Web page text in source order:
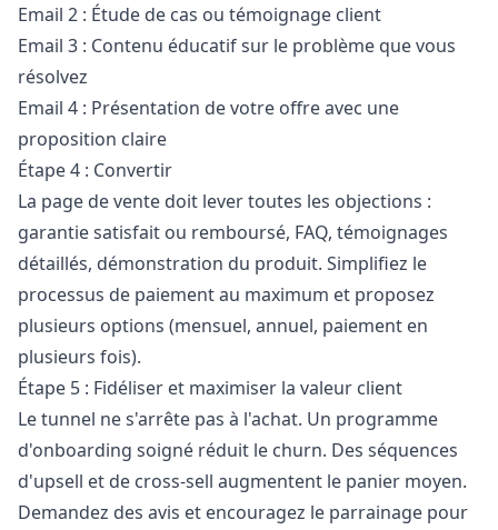
Email 2 : Étude de cas ou témoignage client
Email 3 : Contenu éducatif sur le problème que vous
résolvez
Email 4 : Présentation de votre offre avec une
proposition claire
Étape 4 : Convertir
La page de vente doit lever toutes les objections :
garantie satisfait ou remboursé, FAQ, témoignages
détaillés, démonstration du produit. Simplifiez le
processus de paiement au maximum et proposez
plusieurs options (mensuel, annuel, paiement en
plusieurs fois).
Étape 5 : Fidéliser et maximiser la valeur client
Le tunnel ne s'arrête pas à l'achat. Un programme
d'onboarding soigné réduit le churn. Des séquences
d'upsell et de cross-sell augmentent le panier moyen.
Demandez des avis et encouragez le parrainage pour